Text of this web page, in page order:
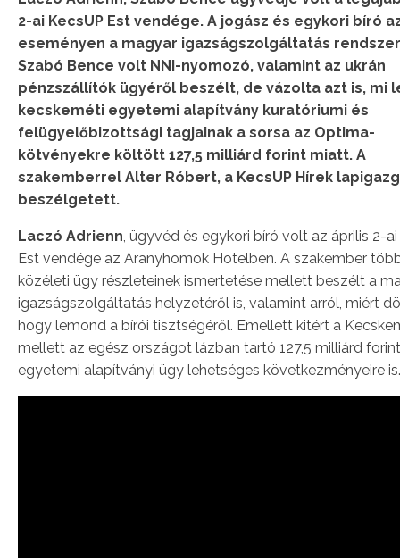
2-ai KecsUP Est vendége. A jogász és egykori bíró
eseményen a magyar igazságszolgáltatás
Szabó Bence volt NNI-nyomozó, valamint az ukrán
pénzszállítók ügyéről beszélt, de vázolta azt is, mi
kecskeméti egyetemi alapítvány kuratóriumi és
felügyelőbizottsági tagjainak a sorsa az Optima-
kötvényekre költött 127,5 milliárd forint miatt. A
szakemberrel Alter Róbert, a KecsUP Hírek
beszélgetett.
Laczó Adrienn, ügyvéd és egykori bíró volt az április 2-ai
Est vendége az Aranyhomok Hotelben. A szakember
közéleti ügy részleteinek ismertetése mellett beszélt a
igazságszolgáltatás helyzetéről is, valamint arról, miért
hogy lemond a bírói tisztségéről. Emellett kitért a
mellett az egész országot lázban tartó 127,5 milliárd
egyetemi alapítványi ügy lehetséges következményeire is.